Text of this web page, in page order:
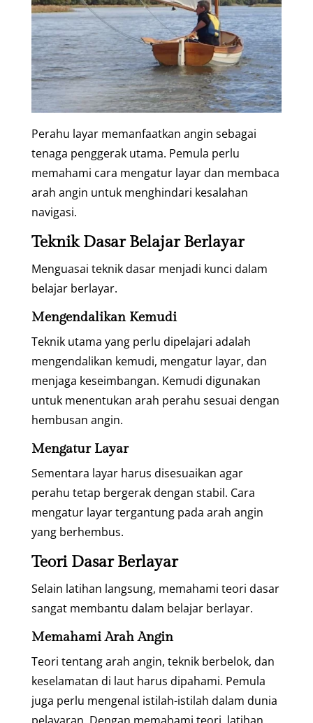
Perahu layar memanfaatkan angin sebagai
tenaga penggerak utama. Pemula perlu
memahami cara mengatur layar dan membaca
arah angin untuk menghindari kesalahan
navigasi.
Teknik Dasar Belajar Berlayar
Menguasai teknik dasar menjadi kunci dalam
belajar berlayar.
Mengendalikan Kemudi
Teknik utama yang perlu dipelajari adalah
mengendalikan kemudi, mengatur layar, dan
menjaga keseimbangan. Kemudi digunakan
untuk menentukan arah perahu sesuai dengan
hembusan angin.
Mengatur Layar
Sementara layar harus disesuaikan agar
perahu tetap bergerak dengan stabil. Cara
mengatur layar tergantung pada arah angin
yang berhembus.
Teori Dasar Berlayar
Selain latihan langsung, memahami teori dasar
sangat membantu dalam belajar berlayar.
Memahami Arah Angin
Teori tentang arah angin, teknik berbelok, dan
keselamatan di laut harus dipahami. Pemula
juga perlu mengenal istilah-istilah dalam dunia